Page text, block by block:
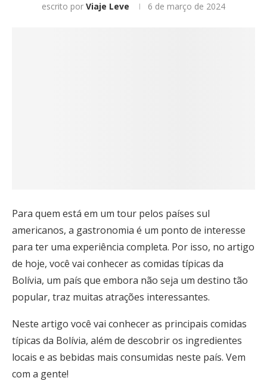
escrito por Viaje Leve 6 de março de 2024
Para quem está em um tour pelos países sul
americanos, a gastronomia é um ponto de interesse
para ter uma experiência completa. Por isso, no artigo
de hoje, você vai conhecer as comidas típicas da
Bolívia, um país que embora não seja um destino tão
popular, traz muitas atrações interessantes.
Neste artigo você vai conhecer as principais comidas
típicas da Bolívia, além de descobrir os ingredientes
locais e as bebidas mais consumidas neste país. Vem
com a gente!